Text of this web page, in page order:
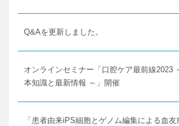
Q&Aを更新しました。
オンラインセミナー「口腔ケア最前線2023
本知識と最新情報 ～」開催
「患者由来iPS細胞とゲノム編集による血